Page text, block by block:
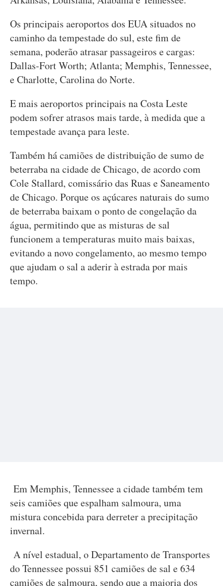
Os principais aeroportos dos EUA situados no
caminho da tempestade do sul, este fim de
semana, poderão atrasar passageiros e cargas:
Dallas-Fort Worth; Atlanta; Memphis, Tennessee,
e Charlotte, Carolina do Norte.
E mais aeroportos principais na Costa Leste
podem sofrer atrasos mais tarde, à medida que a
tempestade avança para leste.
Também há camiões de distribuição de sumo de
beterraba na cidade de Chicago, de acordo com
Cole Stallard, comissário das Ruas e Saneamento
de Chicago. Porque os açúcares naturais do sumo
de beterraba baixam o ponto de congelação da
água, permitindo que as misturas de sal
funcionem a temperaturas muito mais baixas,
evitando a novo congelamento, ao mesmo tempo
que ajudam o sal a aderir à estrada por mais
tempo.
Em Memphis, Tennessee a cidade também tem
seis camiões que espalham salmoura, uma
mistura concebida para derreter a precipitação
invernal.
A nível estadual, o Departamento de Transportes
do Tennessee possui 851 camiões de sal e 634
camiões de salmoura, sendo que a maioria dos